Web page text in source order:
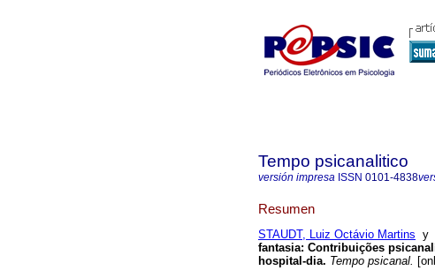
Tempo psicanalitico
versión impresa ISSN 0101-4838
Resumen
STAUDT, Luiz Octávio Martins y
fantasia: Contribuições
hospital-dia. Tempo psicanal.